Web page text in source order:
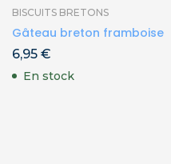
BISCUITS BRETONS
Gâteau breton framboise
6,95 €
En stock